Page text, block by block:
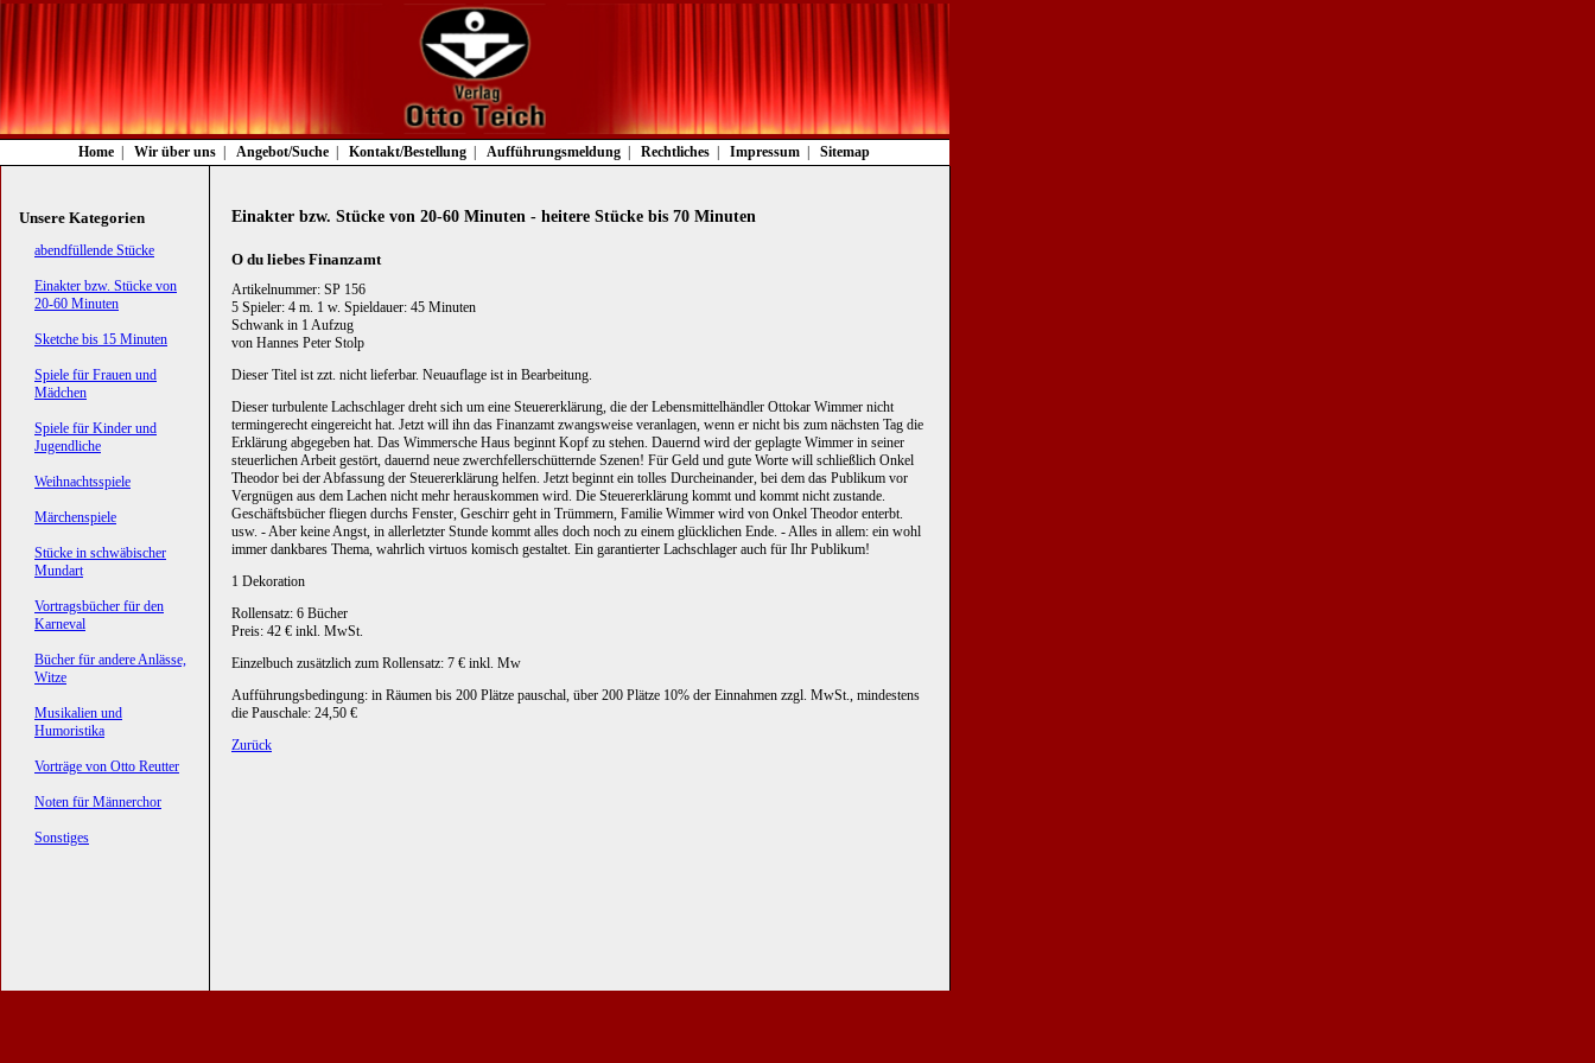
Navigation
überspringen
Home Wir über uns Angebot/Suche Kontakt/Bestellung Aufführungsmeldung Rechtliches Impressum Sitemap
Einakter bzw. Stücke von 20-60 Minuten - heitere Stücke bis 70 Minuten
O du liebes Finanzamt
Artikelnummer: SP 156
5 Spieler: 4 m. 1 w. Spieldauer: 45 Minuten
Schwank in 1 Aufzug
von Hannes Peter Stolp
Dieser Titel ist zzt. nicht lieferbar. Neuauflage ist in Bearbeitung.
Dieser turbulente Lachschlager dreht sich um eine Steuererklärung, die der Lebensmittelhändler Ottokar Wimmer nicht
termingerecht eingereicht hat. Jetzt will ihn das Finanzamt zwangsweise veranlagen, wenn er nicht bis zum nächsten Tag die
Erklärung abgegeben hat. Das Wimmersche Haus beginnt Kopf zu stehen. Dauernd wird der geplagte Wimmer in seiner
steuerlichen Arbeit gestört, dauernd neue zwerchfellerschütternde Szenen! Für Geld und gute Worte will schließlich Onkel
Theodor bei der Abfassung der Steuererklärung helfen. Jetzt beginnt ein tolles Durcheinander, bei dem das Publikum vor
Vergnügen aus dem Lachen nicht mehr herauskommen wird. Die Steuererklärung kommt und kommt nicht zustande.
Geschäftsbücher fliegen durchs Fenster, Geschirr geht in Trümmern, Familie Wimmer wird von Onkel Theodor enterbt.
usw. - Aber keine Angst, in allerletzter Stunde kommt alles doch noch zu einem glücklichen Ende. - Alles in allem: ein wohl
immer dankbares Thema, wahrlich virtuos komisch gestaltet. Ein garantierter Lachschlager auch für Ihr Publikum!
1 Dekoration
Rollensatz: 6 Bücher
Preis: 42 € inkl. MwSt.
Einzelbuch zusätzlich zum Rollensatz: 7 € inkl. Mw
Aufführungsbedingung: in Räumen bis 200 Plätze pauschal, über 200 Plätze 10% der Einnahmen zzgl. MwSt., mindestens
die Pauschale: 24,50 €
Zurück
Unsere Kategorien
Navigation
abendfüllende Stücke
Einakter bzw. Stücke von
20-60 Minuten
Sketche bis 15 Minuten
Spiele für Frauen und
Mädchen
Spiele für Kinder und
Jugendliche
Weihnachtsspiele
Märchenspiele
Stücke in schwäbischer
Mundart
Vortragsbücher für den
Karneval
Bücher für andere Anlässe,
Witze
Musikalien und
Humoristika
Vorträge von Otto Reutter
Noten für Männerchor
Sonstiges